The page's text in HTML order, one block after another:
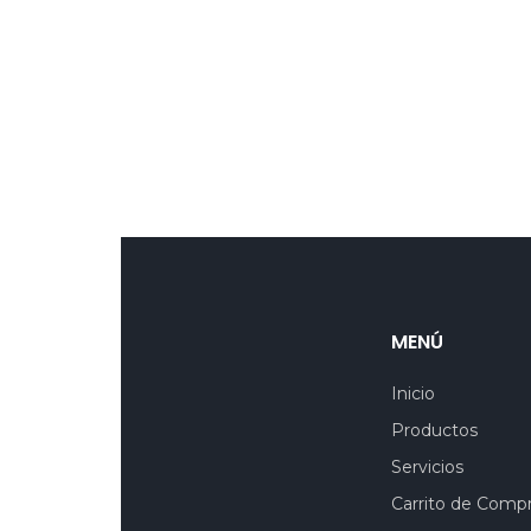
MENÚ
Inicio
Productos
Servicios
Carrito de